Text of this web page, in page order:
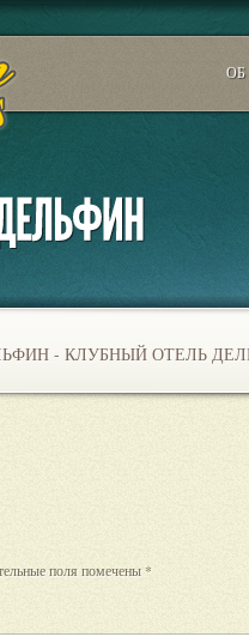
ОБ
- КЛУБНЫЙ ОТЕЛЬ
поля помечены*